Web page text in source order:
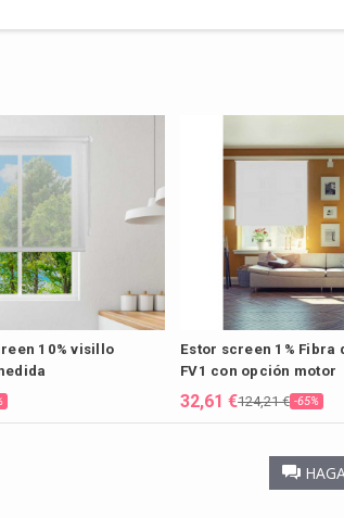
10% visillo
Estor screen 1% Fibra
FV1 con opción motor
32,61 €124,21 € -65%